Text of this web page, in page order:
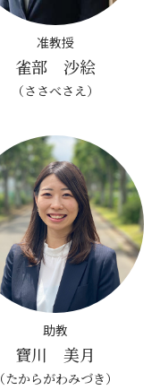
准教授
雀部 沙絵
（ささべさえ）
助教
寶川 美月
（たからがわみづき）